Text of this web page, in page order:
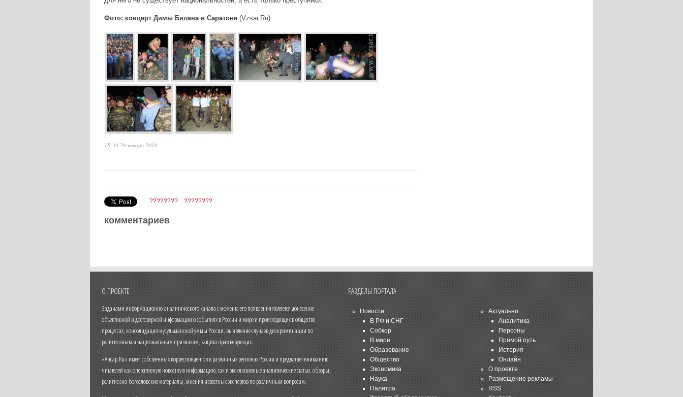
Фото: концерт Димы Билана в Саратове(Vzsar.Ru)
15:30 29 января 2010
???????? ????????
комментариев
О ПРОЕКТЕ
Задачами информационно-аналитического канала с момента его появления является донесение
объективной и достоверной информации о событиях в России и мире и происходящих в обществе
процессах, консолидация мусульманской уммы России, выявление случаев дискриминации по
религиозным и национальным признакам, защита прав верующих.
«Ансар.Ru» имеет собственных корреспондентов в различных регионах России и предлагает вниманию
читателей как оперативную новостную информацию, так и эксклюзивные аналитические статьи, обзоры,
религиозно-богословские материалы, мнения известных экспертов по различным вопросам.
РАЗДЕЛЫ ПОРТАЛА
Новости
В РФ и СНГ
Собкор
В мире
Образование
Общество
Экономика
Наука
Палитра
Актуально
Аналитика
Персоны
Прямой путь
История
Онлайн
О проекте
Размещение рекламы
RSS